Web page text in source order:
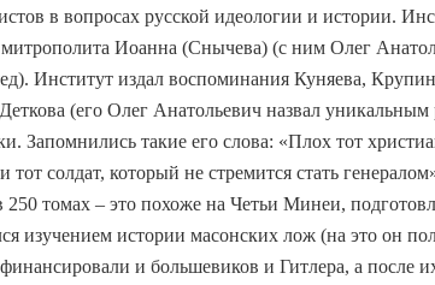
в вопросах русской идеологии и истории.
Иоанна (Снычева) (с ним Олег
Институт издал воспоминания Куняева,
(его Олег Анатольевич назвал
Запомнились такие его слова: «Плох тот
солдат, который не стремится стать
250 томах – это похоже на Четьи Минеи,
изучением истории масонских лож (на это он
и большевиков и Гитлера, а после